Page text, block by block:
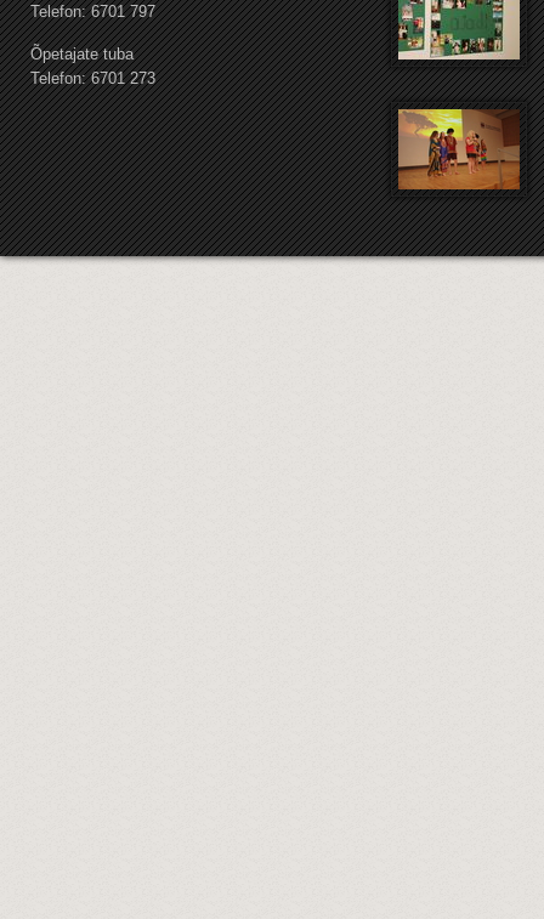
Telefon: 6701 797
Õpetajate tuba
Telefon: 6701 273